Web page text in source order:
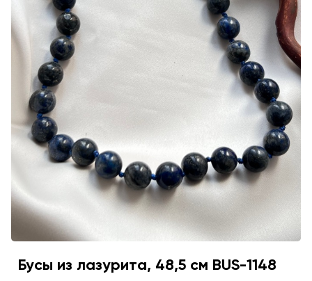
Бусы из лазурита, 48,5 см BUS-1148